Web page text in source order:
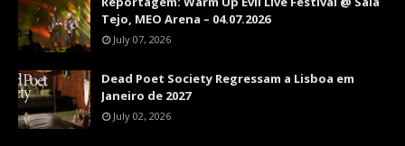
Tejo, MEO Arena – 04.07.2026
July 07, 2026
Dead Poet Society Regressam a Lisboa em
Janeiro de 2027
July 02, 2026